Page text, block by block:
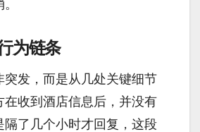
为链条
突发，而是从几处关键细节
在收到酒店信息后，并没有
隔了几个小时才回复，这段